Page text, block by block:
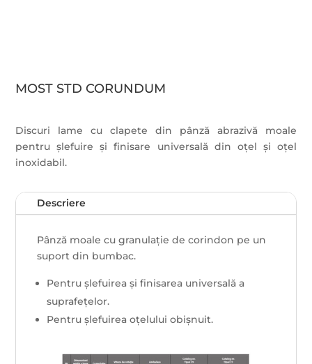
MOST STD CORUNDUM
Discuri lame cu clapete din pânză abrazivă moale
pentru șlefuire și finisare universală din oțel și oțel
inoxidabil.
Descriere
Pânză moale cu granulație de corindon pe un
suport din bumbac.
Pentru șlefuirea și finisarea universală a
suprafețelor.
Pentru șlefuirea oțelului obișnuit.